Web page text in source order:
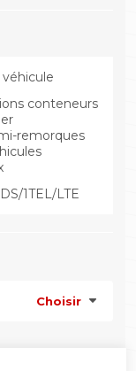
conteneurs
remorques
1TEL/LTE
Choisir